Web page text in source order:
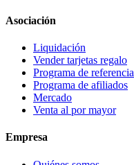
Asociación
Liquidación
Vender tarjetas regalo
Programa de referencia
Programa de afiliados
Mercado
Venta al por mayor
Empresa